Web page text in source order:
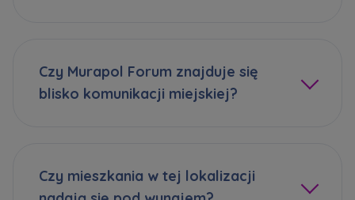
Czy Murapol Forum znajduje się
blisko komunikacji miejskiej?
Czy mieszkania w tej lokalizacji